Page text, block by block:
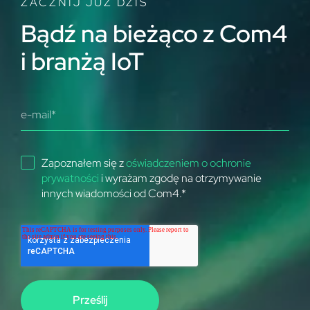
Bądź na bieżąco z Com4
i branżą IoT
Zapoznałem się zoświadczeniem o ochronie
prywatności i wyrażam zgodę na otrzymywanie
innych wiadomości od Com4.*